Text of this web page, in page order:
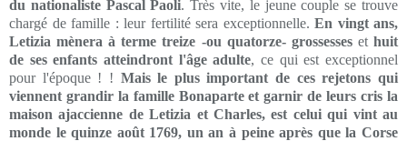
du nationaliste Pascal Paoli. Très vite, le jeune couple se trouve
chargé de famille : leur fertilité sera exceptionnelle. En vingt ans,
Letizia mènera à terme treize -ou quatorze- grossessesethuit
de ses enfants atteindront l'âge adulte, ce qui est exceptionnel
pour l'époque ! ! Mais le plus important de ces rejetons qui
viennent grandir la famille Bonaparte et garnir de leurs cris la
maison ajaccienne de Letizia et Charles, est celui qui vint au
monde le quinze août 1769, un an à peine après que la Corse